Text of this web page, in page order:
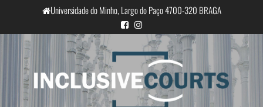
o
conteúdo
Universidade do Minho, Largo do Paço 4700-320 BRAGA